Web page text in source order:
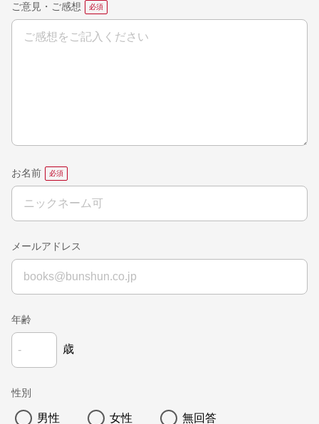
ご意見・ご感想
お名前
メールアドレス
年齢
歳
性別
男性 女性 無回答